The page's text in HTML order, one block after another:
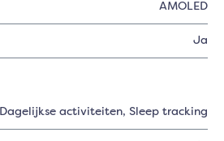
AMOLED
Ja
Dagelijkse activiteiten, Sleep tracking